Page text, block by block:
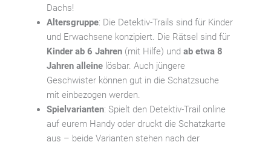
Dachs!
Altersgruppe: Die Detektiv-Trails sind für Kinder
und Erwachsene konzipiert. Die Rätsel sind für
Kinderab 6 Jahren (mit Hilfe) und abetwa 8
Jahren alleinelösbar. Auch jüngere
Geschwister können gut in die Schatzsuche
mit einbezogen werden.
Spielvarianten: Spielt den Detektiv-Trail online
auf eurem Handy oder druckt die Schatzkarte
aus – beide Varianten stehen nach der